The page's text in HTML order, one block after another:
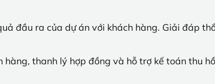
đầu ra của dự án với khách hàng. Giải đáp
thanh lý hợp đồng và hỗ trợ kế toán thu